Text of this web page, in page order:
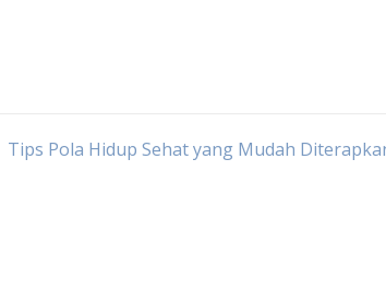
Tips Pola Hidup Sehat yang Mudah